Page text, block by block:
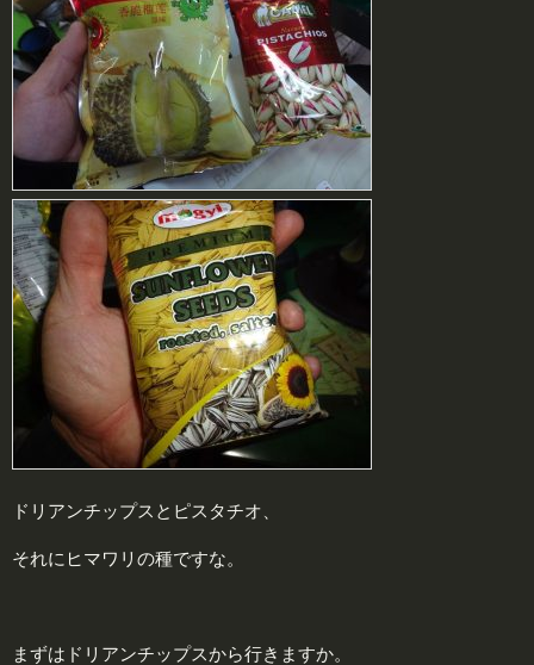
ドリアンチップスとピスタチオ、
それにヒマワリの種ですな。
まずはドリアンチップスから行きますか。